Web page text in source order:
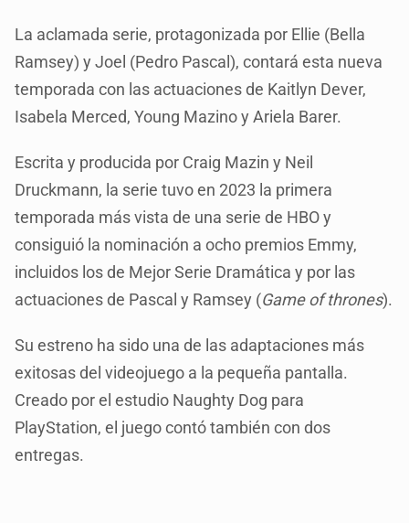
La aclamada serie, protagonizada por Ellie (Bella
Ramsey) y Joel (Pedro Pascal), contará esta nueva
temporada con las actuaciones de Kaitlyn Dever,
Isabela Merced, Young Mazino y Ariela Barer.
Escrita y producida por Craig Mazin y Neil
Druckmann, la serie tuvo en 2023 la primera
temporada más vista de una serie de HBO y
consiguió la nominación a ocho premios Emmy,
incluidos los de Mejor Serie Dramática y por las
actuaciones de Pascal y Ramsey (Game of thrones).
Su estreno ha sido una de las adaptaciones más
exitosas del videojuego a la pequeña pantalla.
Creado por el estudio Naughty Dog para
PlayStation, el juego contó también con dos
entregas.